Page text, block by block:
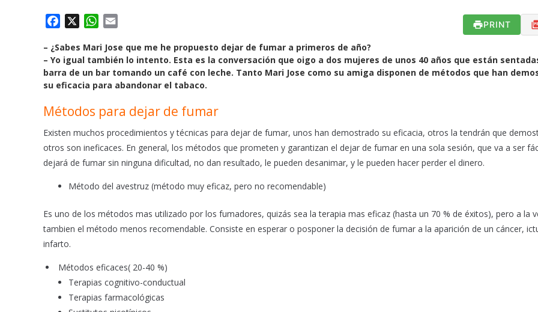
c
e
b
o
W
a
t
s
p
p
a
i
l
PRINT
– ¿Sabes Mari Jose que me he propuesto dejar de fumar a primeros de año?
– Yo igual también lo intento. Esta es la conversación que oigo a dos mujeres de unos 40 años que están
barra de un bar tomando un café con leche. Tanto Mari Jose como su amiga disponen de métodos que han
su eficacia para abandonar el tabaco.
Métodos para dejar de fumar
Existen muchos procedimientos y técnicas para dejar de fumar, unos han demostrado su eficacia, otros la tendrán que
otros son ineficaces. En general, los métodos que prometen y garantizan el dejar de fumar en una sola sesión, que va a ser
dejará de fumar sin ninguna dificultad, no dan resultado, le pueden desanimar, y le pueden hacer perder el dinero.
Método del avestruz (método muy eficaz, pero no recomendable)
Es uno de los métodos mas utilizado por los fumadores, quizás sea la terapia mas eficaz (hasta un 70 % de éxitos), pero a la
tambien el método menos recomendable. Consiste en esperar o posponer la decisión de fumar a la aparición de un cáncer,
infarto.
Métodos eficaces( 20-40 %)
Terapias cognitivo-conductual
Terapias farmacológicas